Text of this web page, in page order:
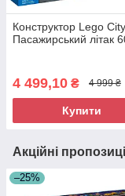
Конструктор Lego City
Пасажирський літак
4 499,10 ₴ 4 999 ₴
Купити
Акційні
–25%